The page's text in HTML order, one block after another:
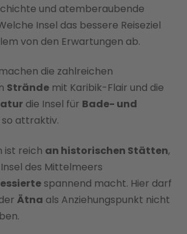
und atemberaubende
Insel das bessere Reiseziel
von den Erwartungen ab.
machen die zahlreichen
Strände mit Karibik-Flair und die
die Insel für Bade- und
so attraktiv.
ist reich an historischen Stätten,
des Mittelmeers
spannend macht. Hier darf
Ätna als Anziehungspunkt nicht